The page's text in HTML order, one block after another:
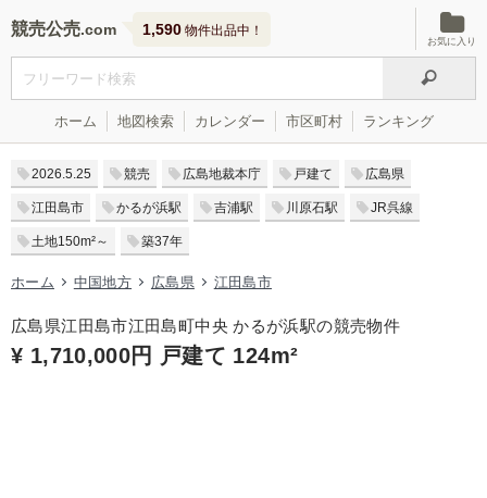
競売公売 1,590 物件出品中！
お気に入り
ホーム 地図検索 カレンダー 市区町村 ランキング
2026.5.25 競売 広島地裁本庁 戸建て 広島県
江田島市 かるが浜駅 吉浦駅 川原石駅 JR呉線
土地150m²～ 築37年
ホーム 中国地方 広島県 江田島市
広島県江田島市江田島町中央 かるが浜駅の競売物件
¥ 1,710,000円 戸建て 124m²